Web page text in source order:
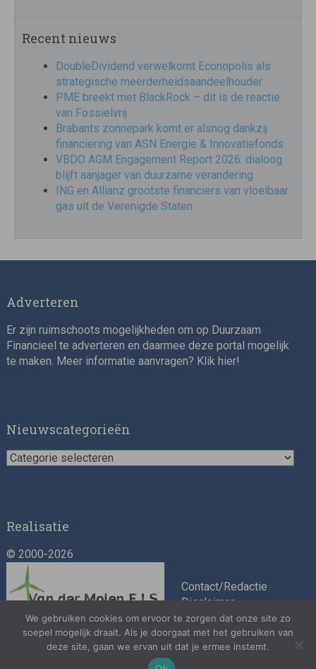
Recent nieuws
DoubleDividend verwelkomt Econopolis als
strategische meerderheidsaandeelhouder
PME breekt met BlackRock – dit is de reactie
van Fossielvrij
Brabants zonnepark komt er alsnog dankzij
financiering van ASN Energie & Innovatiefonds
VBDO AGM Engagement Report 2026: dialoog
blijft aanjager van duurzame verandering
ING en Allianz grootste financiers van vloeibaar
gas uit de Verenigde Staten
Adverteren
Er zijn ruimschoots mogelijkheden om op Duurzaam
Financieel te adverteren en daarmee deze portal mogelijk
te maken. Meer informatie aanvragen? Klik hier!
Nieuwscategorieën
Nieuwscategorieën
Realisatie
© 2000-2026
Contact/Redactie
Disclaimer
Algemene
voorwaarden
Privacybeleid
We gebruiken cookies om ervoor te zorgen dat onze site zo
soepel mogelijk draait. Als je doorgaat met het gebruiken van
deze site, gaan we ervan uit dat je ermee instemt.